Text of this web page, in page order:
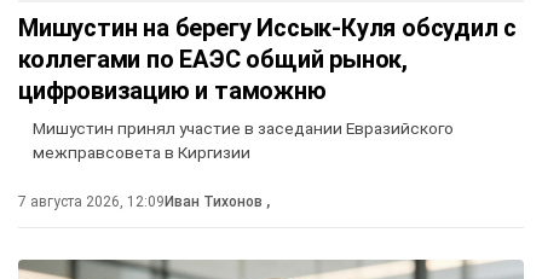
Мишустин на берегу Иссык-Куля обсудил с
коллегами по ЕАЭС общий рынок,
цифровизацию и таможню
Мишустин принял участие в заседании Евразийского
межправсовета в Киргизии
7 августа 2026, 12:09Иван Тихонов ,